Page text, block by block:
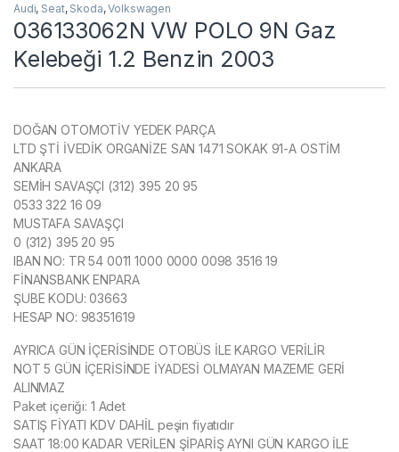
Audi, Seat, Skoda,Volkswagen
036133062N VW POLO 9N Gaz
Kelebeği 1.2 Benzin 2003
DOĞAN OTOMOTİV YEDEK PARÇA
LTD ŞTİ İVEDİK ORGANİZE SAN 1471 SOKAK 91-A OSTİM
ANKARA
SEMİH SAVAŞÇI (312) 395 20 95
0533 322 16 09
MUSTAFA SAVAŞÇI
0 (312) 395 20 95
IBAN NO: TR 54 0011 1000 0000 0098 3516 19
FİNANSBANK ENPARA
ŞUBE KODU: 03663
HESAP NO: 98351619
AYRICA GÜN İÇERİSİNDE OTOBÜS İLE KARGO VERİLİR
NOT 5 GÜN İÇERİSİNDE İYADESİ OLMAYAN MAZEME GERİ
ALINMAZ
Paket içeriği: 1 Adet
SATIŞ FİYATI KDV DAHİL peşin fiyatıdır
SAAT 18:00 KADAR VERİLEN ŞİPARİŞ AYNI GÜN KARGO İLE